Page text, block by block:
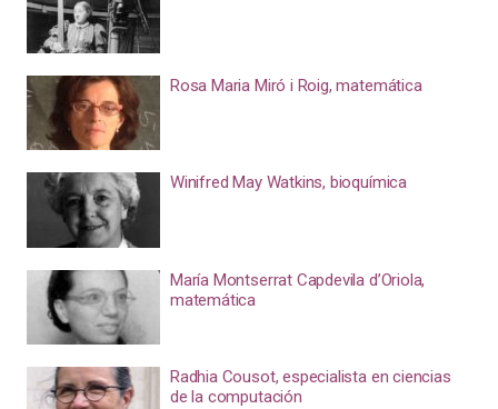
Rosa Maria Miró i Roig, matemática
Winifred May Watkins, bioquímica
María Montserrat Capdevila d’Oriola,
matemática
Radhia Cousot, especialista en ciencias
de la computación